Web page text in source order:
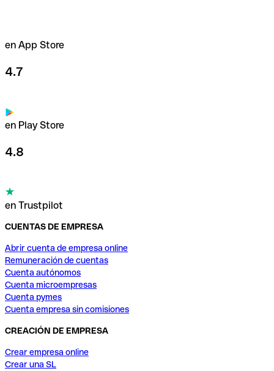
en App Store
4.7
en Play Store
4.8
en Trustpilot
CUENTAS DE EMPRESA
Abrir cuenta de empresa online
Remuneración de cuentas
Cuenta autónomos
Cuenta microempresas
Cuenta pymes
Cuenta empresa sin comisiones
CREACIÓN DE EMPRESA
Crear empresa online
Crear una SL